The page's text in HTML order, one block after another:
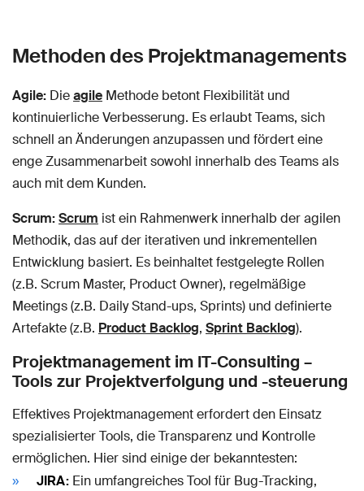
Methoden des Projektmanagements
Agile: Dieagile Methode betont Flexibilität und
kontinuierliche Verbesserung. Es erlaubt Teams, sich
schnell an Änderungen anzupassen und fördert eine
enge Zusammenarbeit sowohl innerhalb des Teams als
auch mit dem Kunden.
Scrum:Scrum ist ein Rahmenwerk innerhalb der agilen
Methodik, das auf der iterativen und inkrementellen
Entwicklung basiert. Es beinhaltet festgelegte Rollen
(z.B. Scrum Master, Product Owner), regelmäßige
Meetings (z.B. Daily Stand-ups, Sprints) und definierte
Artefakte (z.B. Product Backlog, Sprint Backlog).
Projektmanagement im IT-Consulting –
Tools zur Projektverfolgung und -steuerung
Effektives Projektmanagement erfordert den Einsatz
spezialisierter Tools, die Transparenz und Kontrolle
ermöglichen. Hier sind einige der bekanntesten:
JIRA: Ein umfangreiches Tool für Bug-Tracking,